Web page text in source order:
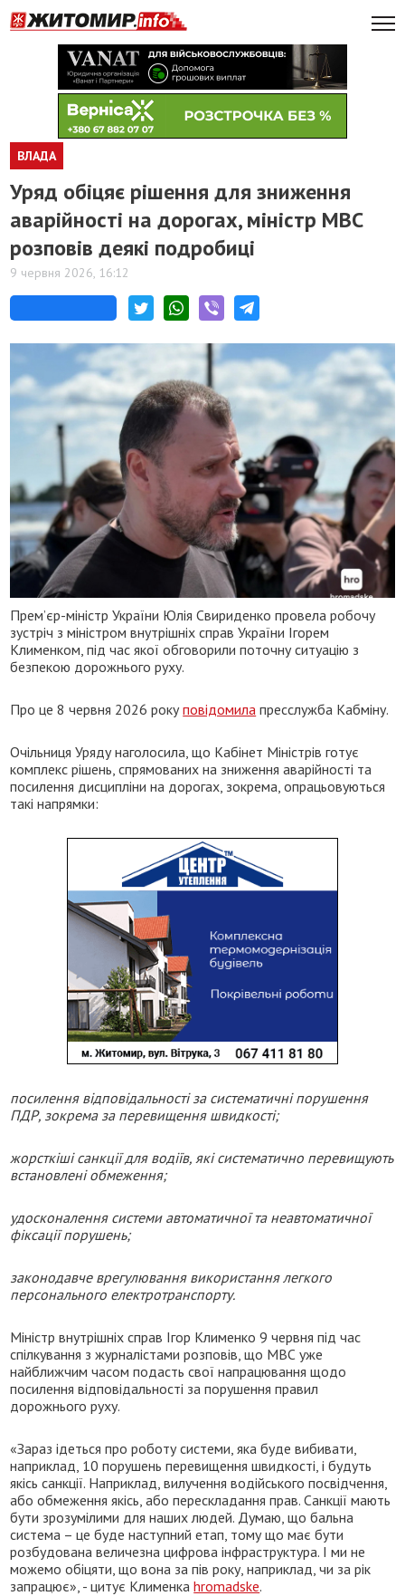
ВЛАДА
Уряд обіцяє рішення для зниження
аварійності на дорогах, міністр МВС
розповів деякі подробиці
9 червня 2026, 16:12
Прем’єр-міністр України Юлія Свириденко провела робочу
зустріч з міністром внутрішніх справ України Ігорем
Клименком, під час якої обговорили поточну ситуацію з
безпекою дорожнього руху.
Про це 8 червня 2026 рокуповідомила пресслужба Кабміну.
Очільниця Уряду наголосила, що Кабінет Міністрів готує
комплекс рішень, спрямованих на зниження аварійності та
посилення дисципліни на дорогах, зокрема, опрацьовуються
такі напрямки:
посилення відповідальності за систематичні порушення
ПДР, зокрема за перевищення швидкості;
жорсткіші санкції для водіїв, які систематично перевищують
встановлені обмеження;
удосконалення системи автоматичної та неавтоматичної
фіксації порушень;
законодавче врегулювання використання легкого
персонального електротранспорту.
Міністр внутрішніх справ Ігор Клименко 9 червня під час
спілкування з журналістами розповів, що МВС уже
найближчим часом подасть свої напрацювання щодо
посилення відповідальності за порушення правил
дорожнього руху.
«Зараз ідеться про роботу системи, яка буде вибивати,
наприклад, 10 порушень перевищення швидкості, і будуть
якісь санкції. Наприклад, вилучення водійського посвідчення,
або обмеження якісь, або перескладання прав. Санкції мають
бути зрозумілими для наших людей. Думаю, що бальна
система – це буде наступний етап, тому що має бути
розбудована величезна цифрова інфраструктура. І ми не
можемо обіцяти, що вона за пів року, наприклад, чи за рік
запрацює», - цитує Клименкаhromadske.